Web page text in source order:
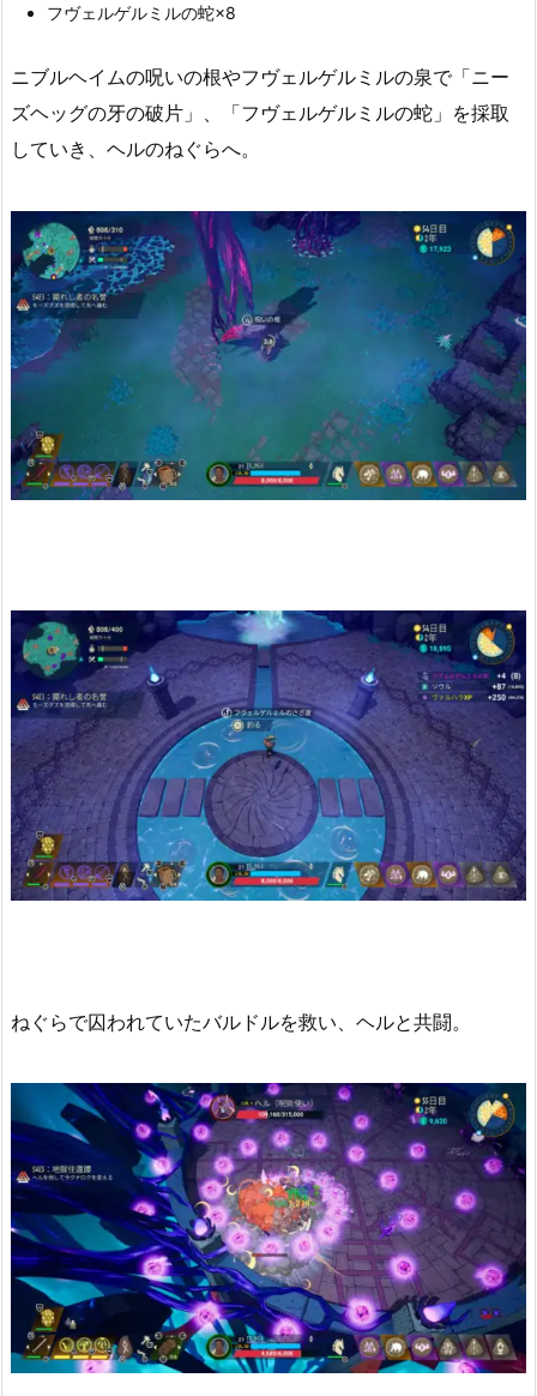
フヴェルゲルミルの蛇×8
ニブルヘイムの呪いの根やフヴェルゲルミルの泉で「ニー
ズヘッグの牙の破片」、「フヴェルゲルミルの蛇」を採取
していき、ヘルのねぐらへ。
ねぐらで囚われていたバルドルを救い、ヘルと共闘。